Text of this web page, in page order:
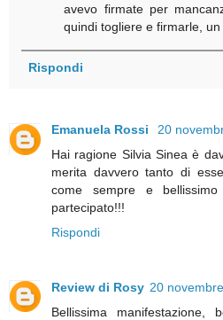
avevo firmate per
quindi togliere e firmarle,
Rispondi
Emanuela Rossi
20
Hai ragione Silvia Sinea è
merita davvero tanto di
come sempre e
partecipato!!!
Rispondi
Review di Rosy 20
Bellissima